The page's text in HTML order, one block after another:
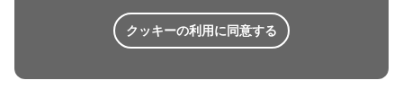
クッキーの利用に同意する